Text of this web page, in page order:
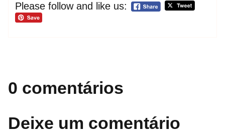
Please follow and like us:
0 comentários
Deixe um comentário